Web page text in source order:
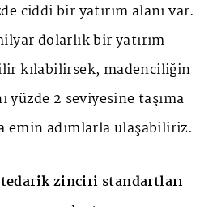
ciddi bir yatırım alanı var.
dolarlık bir yatırım
kılabilirsek, madenciliğin
yüzde 2 seviyesine taşıma
emin adımlarla ulaşabiliriz.
zinciri standartları